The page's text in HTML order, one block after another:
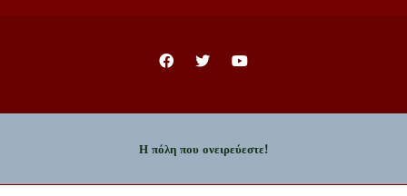
Η πόλη που ονειρεύεστε!